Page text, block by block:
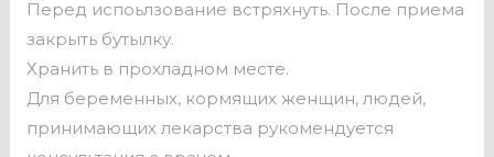
Перед испоьлзование встряхнуть. После приема
закрыть бутылку.
Хранить в прохладном месте.
Для беременных, кормящих женщин, людей,
принимающих лекарства рукомендуется